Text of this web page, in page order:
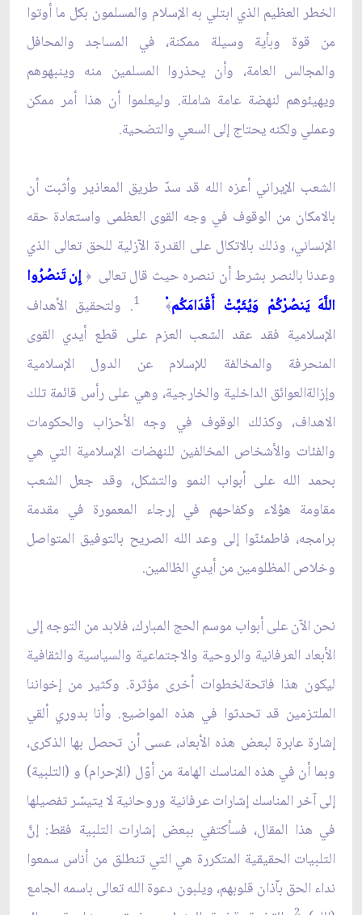
الخطر العظيم الذي ابتلي به الإسلام والمسلمون بكل ما أوتوا
من قوة وبأية وسيلة ممكنة، في المساجد والمحافل
والمجالس العامة، وأن يحذروا المسلمين منه وينبهوهم
ويهيئوهم لنهضة عامة شاملة. وليعلموا أن هذا أمر ممكن
وعملي ولكنه يحتاج إلى السعي والتضحية.
الشعب الإيراني أعزه الله قد سدّ طريق المعاذير وأثبت أن
بالامكان من الوقوف في وجه القوى العظمى واستعادة حقه
الإنساني، وذلك بالاتكال على القدرة الآزلية للحق تعالى الذي
وعدنا بالنصر بشرط أن ننصره حيث قال تعالى﴿ إِن تَنصُرُوا
اللَّهَ يَنصُرْكُمْ وَيُثَبِّتْ أَقْدَامَكُم﴾ 1. ولتحقيق الأهداف
الإسلامية فقد عقد الشعب العزم على قطع أيدي القوى
المنحرفة والمخالفة للإسلام عن الدول الإسلامية
وإزالةالعوائق الداخلية والخارجية، وهي على رأس قائمة تلك
الاهداف، وكذلك الوقوف في وجه الأحزاب والحكومات
والفئات والأشخاص المخالفين للنهضات الإسلامية التي هي
بحمد الله على أبواب النمو والتشكل، وقد جعل الشعب
مقاومة هؤلاء وكفاحهم في إرجاء المعمورة في مقدمة
برامجه، فاطمئنّوا إلى وعد الله الصريح بالتوفيق المتواصل
وخلاص المظلومين من أيدي الظالمين.
نحن الآن على أبواب موسم الحج المبارك، فلابد من التوجه إلى
الأبعاد العرفانية والروحية والاجتماعية والسياسية والثقافية
ليكون هذا فاتحةلخطوات أخرى مؤثرة. وكثير من إخواننا
الملتزمين قد تحدثوا في هذه المواضيع. وأنا بدوري ألقي
إشارة عابرة لبعض هذه الأبعاد، عسى أن تحصل بها الذكرى،
وبما أن في هذه المناسك الهامة من أوّل (الإحرام) و (التلبية)
إلى آخر المناسك إشارات عرفانية وروحانية لا يتيسّر تفصيلها
في هذا المقال، فسأكتفي ببعض إشارات التلبية فقط: إنَّ
التلبيات الحقيقية المتكررة هي التي تنطلق من أناس سمعوا
نداء الحق بآذان قلوبهم، ويلبون دعوة الله تعالى باسمه الجامع